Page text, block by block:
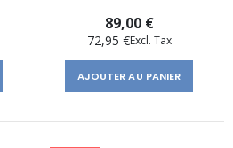
89,00 €
72,95 €
AJOUTER AU PANIER